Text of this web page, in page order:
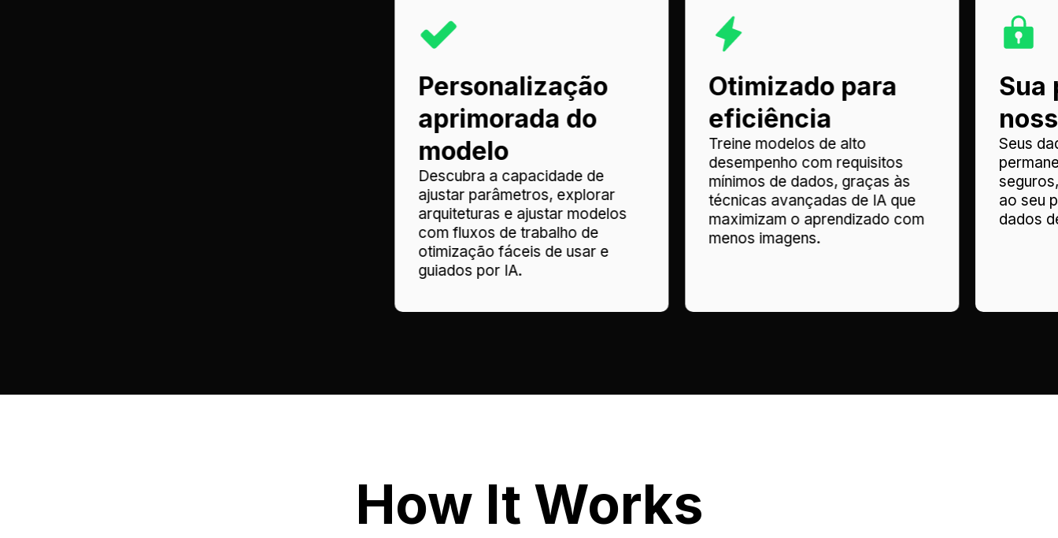
Personalização
aprimorada do
modelo
Descubra a capacidade de
ajustar parâmetros, explorar
arquiteturas e ajustar modelos
com fluxos de trabalho de
otimização fáceis de usar e
guiados por IA.
Otimizado para
eficiência
Treine modelos de alto
desempenho com requisitos
mínimos de dados, graças às
técnicas avançadas de IA que
maximizam o aprendizado com
menos imagens.
Sua
Seus
ao seu
dados
How It Works